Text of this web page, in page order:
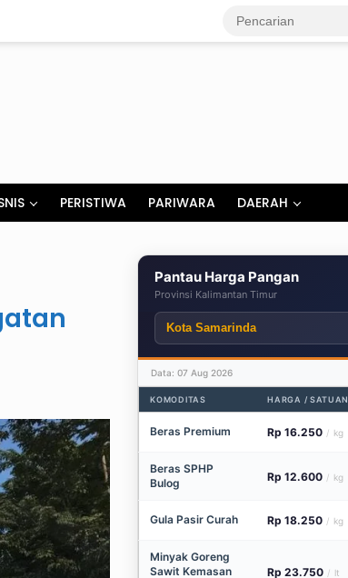
PERISTIWA PARIWARA DAERAH
Pantau Harga Pangan
Provinsi Kalimantan Timur
Data: 07 Aug 2026
KOMODITAS HARGA / SATUAN
Beras Premium Rp 16.250 / kg
Beras SPHP
Bulog
Rp 12.600 / kg
Gula Pasir Curah Rp 18.250 / kg
Minyak Goreng
Sawit Kemasan
Rp 23.750 / lt